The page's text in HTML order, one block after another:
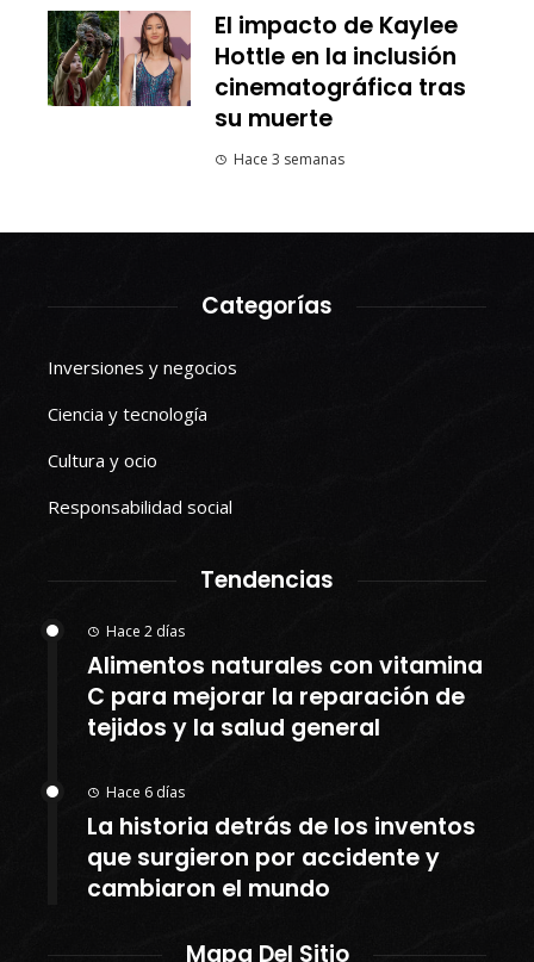
El impacto de Kaylee
Hottle en la inclusión
cinematográfica tras
su muerte
Hace 3 semanas
Categorías
Inversiones y negocios
Ciencia y tecnología
Cultura y ocio
Responsabilidad social
Tendencias
Hace 2 días
Alimentos naturales con vitamina
C para mejorar la reparación de
tejidos y la salud general
Hace 6 días
La historia detrás de los inventos
que surgieron por accidente y
cambiaron el mundo
Mapa Del Sitio